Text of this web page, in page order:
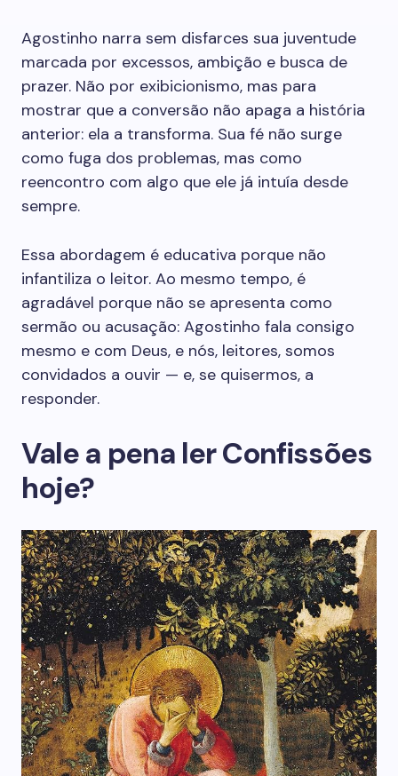
Agostinho narra sem disfarces sua juventude
marcada por excessos, ambição e busca de
prazer. Não por exibicionismo, mas para
mostrar que a conversão não apaga a história
anterior: ela a transforma. Sua fé não surge
como fuga dos problemas, mas como
reencontro com algo que ele já intuía desde
sempre.
Essa abordagem é educativa porque não
infantiliza o leitor. Ao mesmo tempo, é
agradável porque não se apresenta como
sermão ou acusação: Agostinho fala consigo
mesmo e com Deus, e nós, leitores, somos
convidados a ouvir — e, se quisermos, a
responder.
Vale a pena ler Confissões
hoje?